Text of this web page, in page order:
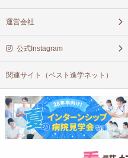
運営会社
公式Instagram
関連サイト（ベスト進学ネット）